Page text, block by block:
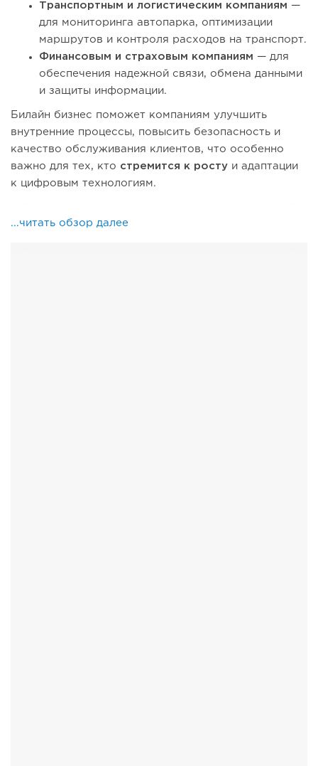
Транспортным и логистическим компаниям —
для мониторинга автопарка, оптимизации
маршрутов и контроля расходов на транспорт.
Финансовым и страховым компаниям — для
обеспечения надежной связи, обмена данными
и защиты информации.
Билайн бизнес поможет компаниям улучшить
внутренние процессы, повысить безопасность и
качество обслуживания клиентов, что особенно
важно для тех, кто стремится к росту и адаптации
к цифровым технологиям.
...читать обзор далее